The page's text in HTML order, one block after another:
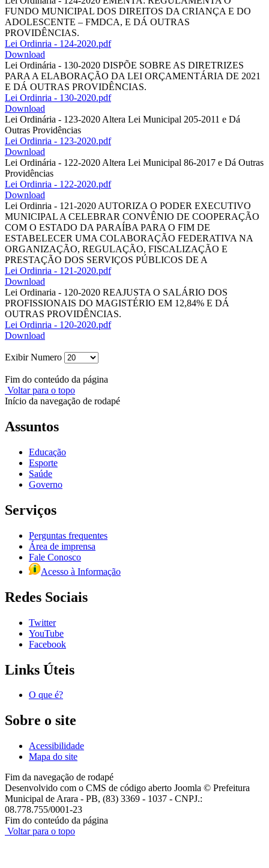
FUNDO MUNICIPAL DOS DIREITOS DA CRIANÇA E DO
ADOLESCENTE – FMDCA, E DÁ OUTRAS
PROVIDÊNCIAS.
Lei Ordinria - 124-2020.pdf
Download
Lei Ordinária - 130-2020 DISPÕE SOBRE AS DIRETRIZES
PARA A ELABORAÇÃO DA LEI ORÇAMENTÁRIA DE 2021
E DÁ OUTRAS PROVIDÊNCIAS.
Lei Ordinria - 130-2020.pdf
Download
Lei Ordinária - 123-2020 Altera Lei Municipal 205-2011 e Dá
Outras Providências
Lei Ordinria - 123-2020.pdf
Download
Lei Ordinária - 122-2020 Altera Lei Municipal 86-2017 e Dá Outras
Providências
Lei Ordinria - 122-2020.pdf
Download
Lei Ordinria - 121-2020 AUTORIZA O PODER EXECUTIVO
MUNICIPAL A CELEBRAR CONVÊNIO DE COOPERAÇÃO
COM O ESTADO DA PARAÍBA PARA O FIM DE
ESTABELECER UMA COLABORAÇÃO FEDERATIVA NA
ORGANIZAÇÃO, REGULAÇÃO, FISCALIZAÇÃO E
PRESTAÇÃO DOS SERVIÇOS PÚBLICOS DE A
Lei Ordinria - 121-2020.pdf
Download
Lei Ordinaria - 120-2020 REAJUSTA O SALÁRIO DOS
PROFISSIONAIS DO MAGISTÉRIO EM 12,84% E DÁ
OUTRAS PROVIDÊNCIAS.
Lei Ordinria - 120-2020.pdf
Download
Exibir Numero
Fim do conteúdo da página
Voltar para o topo
Início da navegação de rodapé
Assuntos
Educação
Esporte
Saúde
Governo
Serviços
Perguntas frequentes
Área de imprensa
Fale Conosco
Acesso à Informação
Redes Sociais
Twitter
YouTube
Facebook
Links Úteis
O que é?
Sobre o site
Acessibilidade
Mapa do site
Fim da navegação de rodapé
Desenvolvido com o CMS de código aberto Joomla © Prefeitura
Municipal de Arara - PB, (83) 3369 - 1037 - CNPJ.:
08.778.755/0001-23
Fim do conteúdo da página
Voltar para o topo